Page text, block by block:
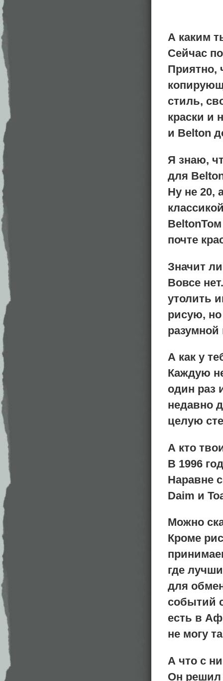
А каким
Сейчас
Приятно,
стиль,
краски и
и Belton
Я знаю,
для
Ну не 20,
почте
Значит
Вовсе
утолить
рисую,
разумной
А как у
Каждую
один раз
недавно
целую
А кто
В 1996
Наравне
Daim и
Можно
Кроме
где
для
событий
есть в
не могу
А что с
Он решил